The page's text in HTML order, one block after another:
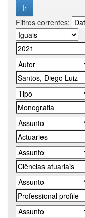
Filtros correntes: